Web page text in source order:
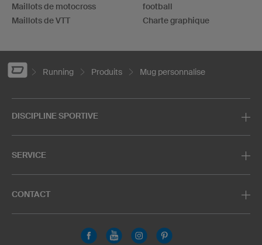
Maillots de motocross
Maillots de VTT
football
Charte graphique
Running Produits Mug personnalise
DISCIPLINE SPORTIVE
SERVICE
CONTACT